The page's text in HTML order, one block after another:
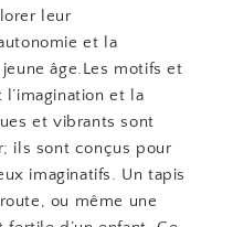
leur
et la
âge.Les motifs et
et la
et vibrants sont
ils sont conçus pour
imaginatifs. Un tapis
ou même une